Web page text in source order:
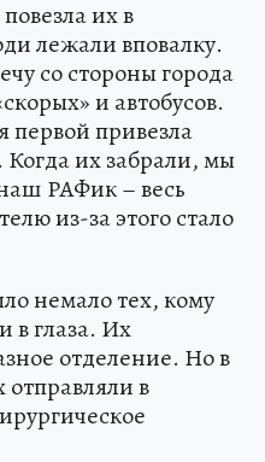
их в
лежали вповалку.
со стороны города
и автобусов.
первой привезла
их забрали, мы
РАФик – весь
из-за этого стало
немало тех, кому
в глаза. Их
отделение. Но в
в